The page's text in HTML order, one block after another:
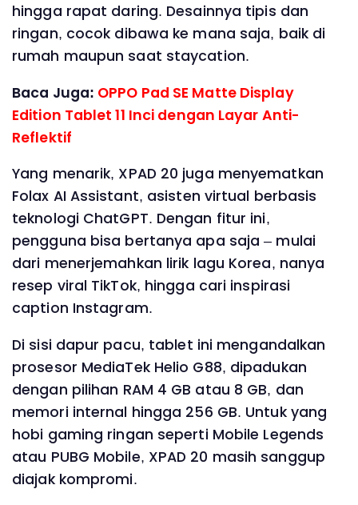
hingga rapat daring. Desainnya tipis dan
ringan, cocok dibawa ke mana saja, baik di
rumah maupun saat staycation.
Baca Juga: OPPO Pad SE Matte Display
Edition Tablet 11 Inci dengan Layar Anti-
Reflektif
Yang menarik, XPAD 20 juga menyematkan
Folax AI Assistant, asisten virtual berbasis
teknologi ChatGPT. Dengan fitur ini,
pengguna bisa bertanya apa saja – mulai
dari menerjemahkan lirik lagu Korea, nanya
resep viral TikTok, hingga cari inspirasi
caption Instagram.
Di sisi dapur pacu, tablet ini mengandalkan
prosesor MediaTek Helio G88, dipadukan
dengan pilihan RAM 4 GB atau 8 GB, dan
memori internal hingga 256 GB. Untuk yang
hobi gaming ringan seperti Mobile Legends
atau PUBG Mobile, XPAD 20 masih sanggup
diajak kompromi.